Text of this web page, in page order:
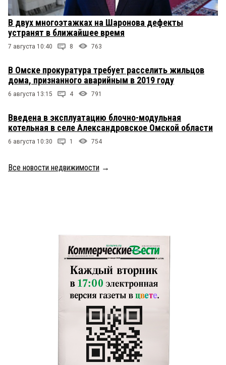
В двух многоэтажках на Шаронова дефекты
устранят в ближайшее время
7 августа 10:40 8 763
В Омске прокуратура требует расселить жильцов
дома, признанного аварийным в 2019 году
6 августа 13:15 4 791
Введена в эксплуатацию блочно-модульная
котельная в селе Александровское Омской области
6 августа 10:30 1 754
Все новости недвижимости →